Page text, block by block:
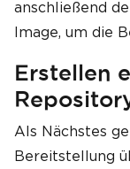
anschließend
Image, um die
Erstellen
Als Nächstes
Bereitstellung